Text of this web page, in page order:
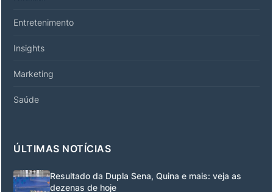
Entretenimento
Insights
Marketing
Saúde
ÚLTIMAS NOTÍCIAS
Resultado da Dupla Sena, Quina e mais: veja as
dezenas de hoje